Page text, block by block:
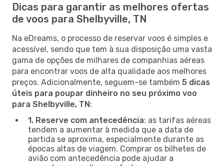
Dicas para garantir as melhores ofertas
de voos para Shelbyville, TN
Na eDreams, o processo de reservar voos é simples e
acessível, sendo que tem à sua disposição uma vasta
gama de opções de milhares de companhias aéreas
para encontrar voos de alta qualidade aos melhores
preços. Adicionalmente, seguem-se também 5 dicas
úteis para poupar dinheiro no seu próximo voo
para Shelbyville, TN:
1. Reserve com antecedência: as tarifas aéreas
tendem a aumentar à medida que a data de
partida se aproxima, especialmente durante as
épocas altas de viagem. Comprar os bilhetes de
avião com antecedência pode ajudar a